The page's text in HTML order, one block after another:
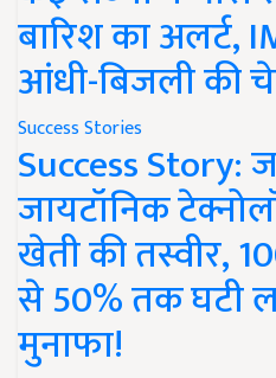
बारिश का अलर्ट,
आंधी-बिजली की
Success Stories
Success Story:
जायटॉनिक
खेती की तस्वीर,
से 50% तक घटी
मुनाफा!